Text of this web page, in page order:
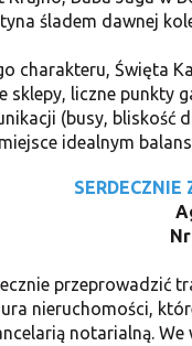
śladem dawnej
charakteru, Święta
sklepy, liczne punkty
(busy, bliskość
idealnym
przeprowadzić
nieruchomości,
notarialną.